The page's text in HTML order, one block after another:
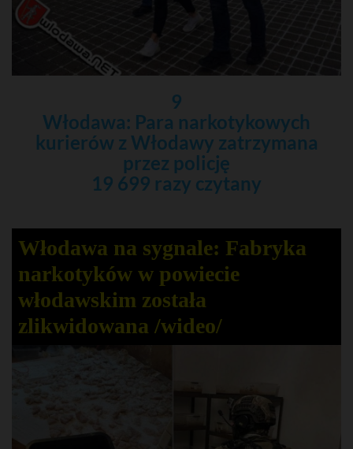
9
Włodawa: Para narkotykowych
kurierów z Włodawy zatrzymana
przez policję
19 699 razy czytany
Włodawa na sygnale: Fabryka
narkotyków w powiecie
włodawskim została
zlikwidowana /wideo/